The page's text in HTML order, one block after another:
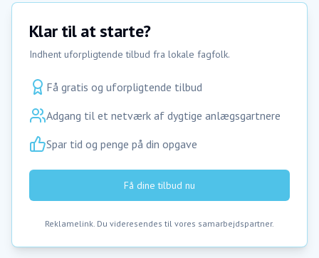
Klar til at starte?
Indhent uforpligtende tilbud fra lokale fagfolk.
Få gratis og uforpligtende tilbud
Adgang til et netværk af dygtige anlægsgartnere
Spar tid og penge på din opgave
Få dine tilbud nu
Reklamelink. Du videresendes til vores samarbejdspartner.